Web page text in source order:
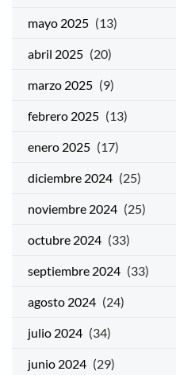
mayo 2025 (13)
abril 2025 (20)
marzo 2025 (9)
febrero 2025 (13)
enero 2025 (17)
diciembre 2024 (25)
noviembre 2024 (25)
octubre 2024 (33)
septiembre 2024 (33)
agosto 2024 (24)
julio 2024 (34)
junio 2024 (29)